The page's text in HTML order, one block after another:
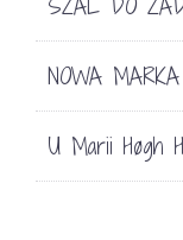
SZAL DO
NOWA
U Marii Høgh